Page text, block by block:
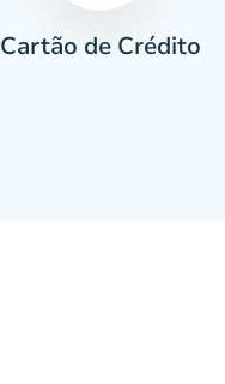
Cartão de Crédito